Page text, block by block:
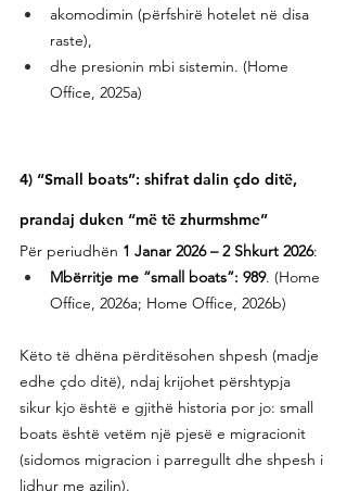
akomodimin (përfshirë hotelet në disa
raste),
dhe presionin mbi sistemin. (Home
Office, 2025a)
4) “Small boats”: shifrat dalin çdo ditë,
prandaj duken “më të zhurmshme”
Për periudhën 1 Janar 2026 – 2 Shkurt 2026:
Mbërritje me “small boats”: 989. (Home
Office, 2026a; Home Office, 2026b)
Këto të dhëna përditësohen shpesh (madje
edhe çdo ditë), ndaj krijohet përshtypja
sikur kjo është e gjithë historia por jo: small
boats është vetëm një pjesë e migracionit
(sidomos migracion i parregullt dhe shpesh i
lidhur me azilin).